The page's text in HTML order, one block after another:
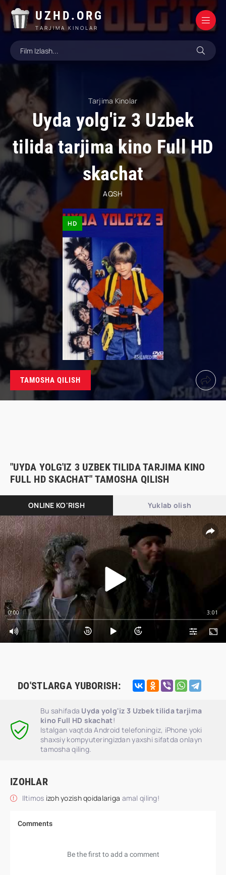
UZHD.ORG
TARJIMA KINOLAR
Tarjima Kinolar
Uyda yolg'iz 3 Uzbek
tilida tarjima kino Full HD
skachat
AQSH
HD
TAMOSHA QILISH
"UYDA YOLG'IZ 3 UZBEK TILIDA TARJIMA KINO
FULL HD SKACHAT" TAMOSHA QILISH
ONLINE KO'RISH Yuklab olish
0:00 3:01
DO'STLARGA YUBORISH:
Bu sahifada Uyda yolg'iz 3 Uzbek tilida tarjima
kino Full HD skachat!
Istalgan vaqtda Android telefoningiz, iPhone yoki
shaxsiy kompyuteringizdan yaxshi sifatda onlayn
tamosha qiling.
IZOHLAR
Iltimos izoh yozish qoidalariga amal qiling!